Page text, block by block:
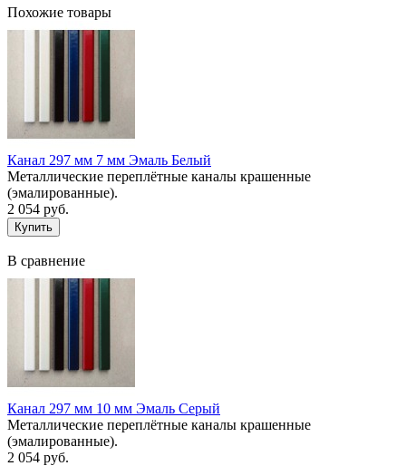
Похожие товары
Канал 297 мм 7 мм Эмаль Белый
Металлические переплётные каналы крашенные
(эмалированные).
2 054 руб.
В сравнение
Канал 297 мм 10 мм Эмаль Серый
Металлические переплётные каналы крашенные
(эмалированные).
2 054 руб.